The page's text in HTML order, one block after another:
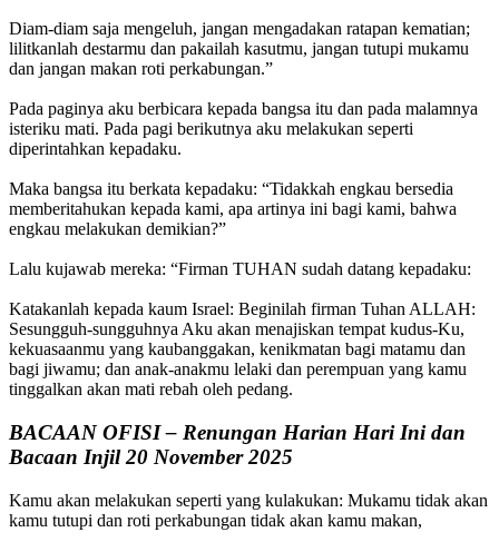
Diam-diam saja mengeluh, jangan mengadakan ratapan kematian;
lilitkanlah destarmu dan pakailah kasutmu, jangan tutupi mukamu
dan jangan makan roti perkabungan.”
Pada paginya aku berbicara kepada bangsa itu dan pada malamnya
isteriku mati. Pada pagi berikutnya aku melakukan seperti
diperintahkan kepadaku.
Maka bangsa itu berkata kepadaku: “Tidakkah engkau bersedia
memberitahukan kepada kami, apa artinya ini bagi kami, bahwa
engkau melakukan demikian?”
Lalu kujawab mereka: “Firman TUHAN sudah datang kepadaku:
Katakanlah kepada kaum Israel: Beginilah firman Tuhan ALLAH:
Sesungguh-sungguhnya Aku akan menajiskan tempat kudus-Ku,
kekuasaanmu yang kaubanggakan, kenikmatan bagi matamu dan
bagi jiwamu; dan anak-anakmu lelaki dan perempuan yang kamu
tinggalkan akan mati rebah oleh pedang.
BACAAN OFISI – Renungan Harian Hari Ini dan
Bacaan Injil 20 November 2025
Kamu akan melakukan seperti yang kulakukan: Mukamu tidak akan
kamu tutupi dan roti perkabungan tidak akan kamu makan,